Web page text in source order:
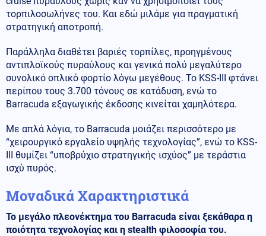
τορπιλοσωλήνες του. Και εδώ μιλάμε για πραγματική
στρατηγική αποτροπή.
Παράλληλα διαθέτει βαριές τορπίλες, προηγμένους
αντιπλοϊκούς πυραύλους και γενικά πολύ μεγαλύτερο
συνολικό οπλικό φορτίο λόγω μεγέθους. Το KSS-III φτάνει
περίπου τους 3.700 τόνους σε κατάδυση, ενώ το
Barracuda εξαγωγικής έκδοσης κινείται χαμηλότερα.
Με απλά λόγια, το Barracuda μοιάζει περισσότερο με
“χειρουργικό εργαλείο υψηλής τεχνολογίας”, ενώ το KSS-
III θυμίζει “υποβρύχιο στρατηγικής ισχύος” με τεράστια
ισχύ πυρός.
Μοναδικά Χαρακτηριστικά
Το μεγάλο πλεονέκτημα του Barracuda είναι ξεκάθαρα η
ποιότητα τεχνολογίας και η stealth φιλοσοφία του.